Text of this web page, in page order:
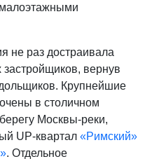
не раз достраивала
вернув
Крупнейшие
в столичном
Москвы-реки,
UP-квартал «Римский»
. Отдельное